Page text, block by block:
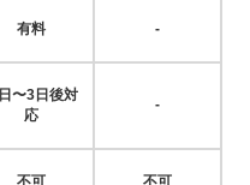
有料 -
〜3日後対
応
-